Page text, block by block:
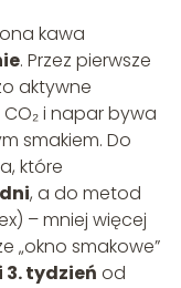
kawa
. Przez pierwsze
aktywne
i napar bywa
smakiem. Do
które
, a do metod
– mniej więcej
„okno smakowe”
3. tydzień od